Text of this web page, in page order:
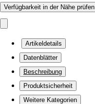
Verfügbarkeit in der Nähe prüfen
Artikeldetails
Datenblätter
Beschreibung
Produktsicherheit
Weitere Kategorien